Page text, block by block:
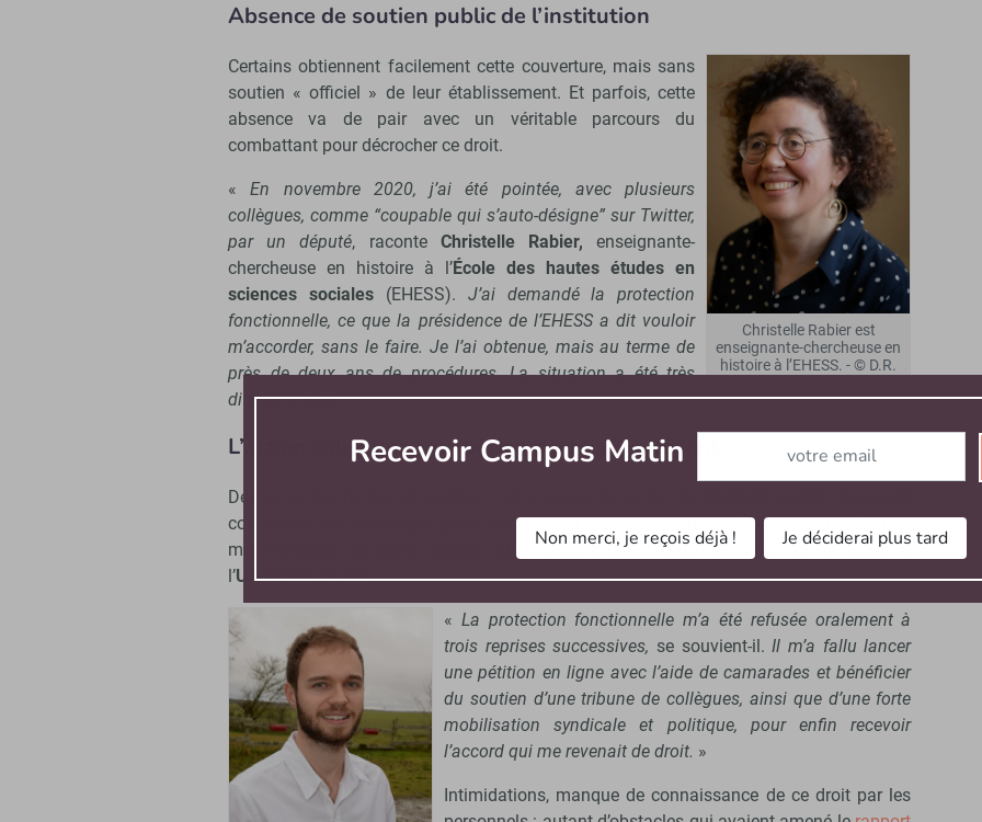
Absence de soutien public de l’institution
Christelle Rabier est
enseignante-chercheuse en
histoire à l’EHESS. - © D.R.
Certains obtiennent facilement cette couverture, mais sans
soutien « officiel » de leur établissement. Et parfois, cette
absence va de pair avec un véritable parcours du
combattant pour décrocher ce droit.
«En novembre 2020, j’ai été pointée, avec plusieurs
collègues, comme “coupable qui s’auto-désigne” sur Twitter,
par un député, raconte Christelle Rabier, enseignante-
chercheuse en histoire à l’École des hautes études en
sciences sociales (EHESS). J’ai demandé la protection
fonctionnelle, ce que la présidence de l’EHESS a dit vouloir
m’accorder, sans le faire. Je l’ai obtenue, mais au terme de
près de deux ans de procédures. La situation a été très
difficile à vivre.»
L’action collective, un soutien parfois insuffisant
Devoir se battre bec et ongles : tel a aussi été le lot de
contractuel en sociologie, placé en garde à vue en décembre 2022 en amont d’une
manifestation de gilets jaunes, qu’il accompagnait dans le cadre de sa thèse à
l’Université de Pau.
« La protection fonctionnelle m’a été refusée oralement à
trois reprises successives, se souvient-il.Il m’a fallu lancer
une pétition en ligne avec l’aide de camarades et bénéficier
du soutien d’une tribune de collègues, ainsi que d’une forte
mobilisation syndicale et politique, pour enfin recevoir
l’accord qui me revenait de droit. »
Intimidations, manque de connaissance de ce droit par les
Recevoir Campus Matin Abonnez-vous à notre
Non merci, je reçois déjà ! Je déciderai plus tard